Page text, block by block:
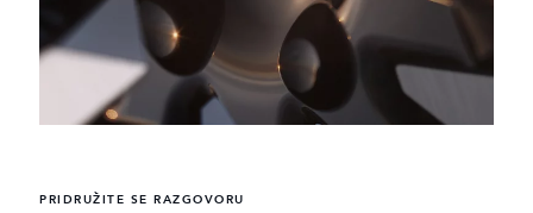
PRIDRUŽITE SE RAZGOVORU